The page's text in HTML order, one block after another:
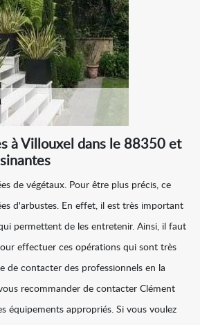
à Villouxel dans le 88350 et
de végétaux. Pour être plus précis, ce
d'arbustes. En effet, il est très important
permettent de les entretenir. Ainsi, il faut
effectuer ces opérations qui sont très
de contacter des professionnels en la
recommander de contacter Clément
équipements appropriés. Si vous voulez